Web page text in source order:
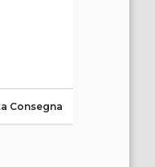
Consegna